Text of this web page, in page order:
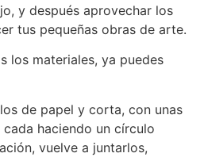
y después aprovechar los
tus pequeñas obras de arte.
los materiales, ya puedes
de papel y corta, con unas
haciendo un círculo
vuelve a juntarlos,